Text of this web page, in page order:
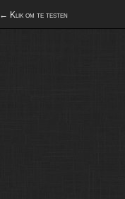
← Klik om te testen